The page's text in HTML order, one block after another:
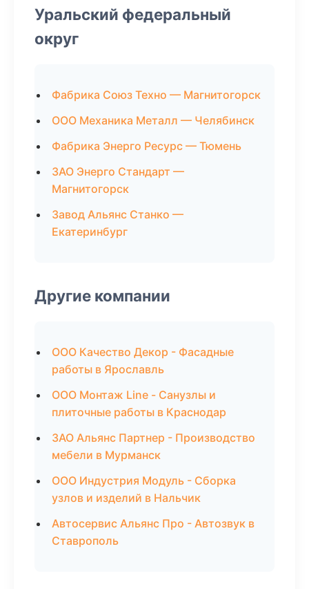
Уральский федеральный
округ
Фабрика Союз Техно — Магнитогорск
ООО Механика Металл — Челябинск
Фабрика Энерго Ресурс — Тюмень
ЗАО Энерго Стандарт —
Магнитогорск
Завод Альянс Станко —
Екатеринбург
Другие компании
ООО Качество Декор - Фасадные
работы в Ярославль
ООО Монтаж Line - Санузлы и
плиточные работы в Краснодар
ЗАО Альянс Партнер - Производство
мебели в Мурманск
ООО Индустрия Модуль - Сборка
узлов и изделий в Нальчик
Автосервис Альянс Про - Автозвук в
Ставрополь